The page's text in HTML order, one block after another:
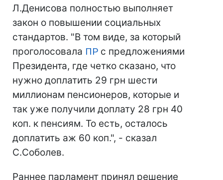
Л.Денисова полностью выполняет
закон о повышении социальных
стандартов. "В том виде, за который
проголосовала ПР с предложениями
Президента, где четко сказано, что
нужно доплатить 29 грн шести
миллионам пенсионеров, которые и
так уже получили доплату 28 грн 40
коп. к пенсиям. То есть, осталось
доплатить аж 60 коп.", - сказал
С.Соболев.
Раннее парламент принял решение